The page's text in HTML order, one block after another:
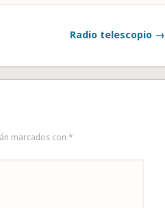
Radio telescopio →
marcados con*